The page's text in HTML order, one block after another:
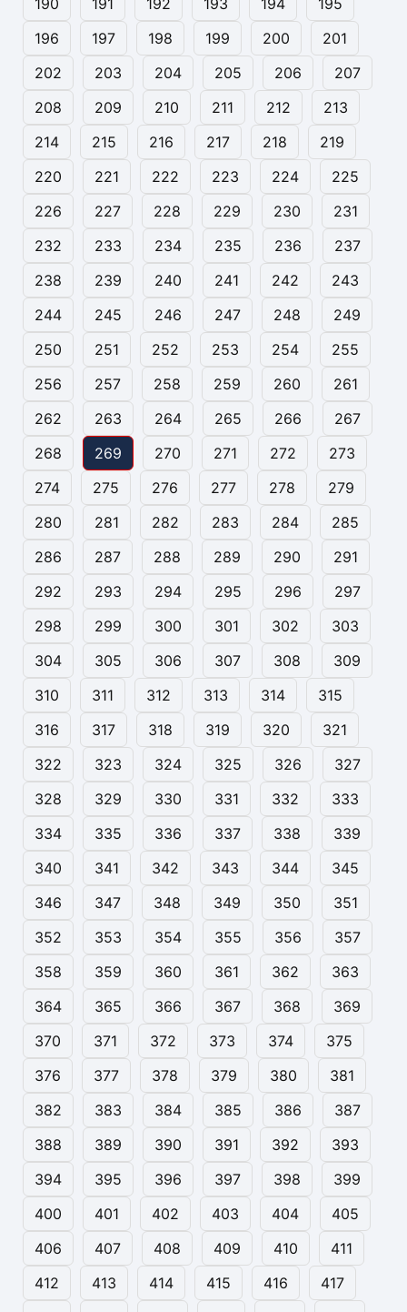
190
191 192 193 194
195
196
197 198 199 200
201
202
203 204 205 206
207
208
209 210 211 212
213
214
215 216 217 218
219
220
221 222 223 224
225
226
227 228 229 230
231
232
233 234 235 236
237
238
239 240 241 242
243
244
245 246 247 248
249
250
251 252 253 254
255
256
257 258 259 260
261
262
263 264 265 266
267
268
269 270 271 272
273
274
275 276 277 278
279
280
281 282 283 284
285
286
287 288 289 290
291
292
293 294 295 296
297
298
299 300 301 302
303
304
305 306 307 308
309
310
311 312 313 314
315
316
317 318 319 320
321
322
323 324 325 326
327
328
329 330 331 332
333
334
335 336 337 338
339
340
341 342 343 344
345
346
347 348 349 350
351
352
353 354 355 356
357
358
359 360 361 362
363
364
365 366 367 368
369
370
371 372 373 374
375
376
377 378 379 380
381
382
383 384 385 386
387
388
389 390 391 392
393
394
395 396 397 398
399
400
401 402 403 404
405
406
407 408 409 410
411
412
413 414 415 416
417